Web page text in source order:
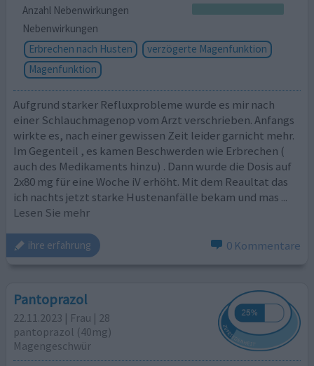
Anzahl Nebenwirkungen
Nebenwirkungen
Erbrechen nach Husten
verzögerte Magenfunktion
Magenfunktion
Aufgrund starker Refluxprobleme wurde es mir nach
einer Schlauchmagenop vom Arzt verschrieben. Anfangs
wirkte es, nach einer gewissen Zeit leider garnicht mehr.
Im Gegenteil , es kamen Beschwerden wie Erbrechen (
auch des Medikaments hinzu) . Dann wurde die Dosis auf
2x80 mg für eine Woche iV erhöht. Mit dem Reaultat das
ich nachts jetzt starke Hustenanfälle bekam und mas ...
Lesen Sie mehr
ihre erfahrung 0 Kommentare
Pantoprazol
22.11.2023 | Frau | 28
pantoprazol (40mg)
Magengeschwür